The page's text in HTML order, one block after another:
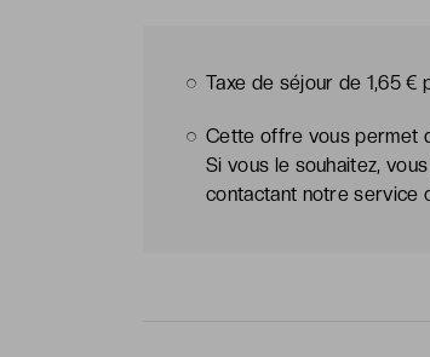
Taxe de séjour de 1,65 €
Cette offre vous permet
Si vous le souhaitez,
contactant notre service